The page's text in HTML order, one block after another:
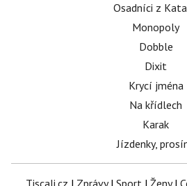
Osadníci z
Monopoly
Dobble
Dixit
Krycí jména
Na křídlech
Karak
Jízdenky,
Tiscali.cz | Zprávy| Sport | Ženy|